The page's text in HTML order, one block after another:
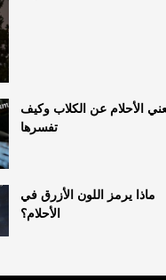
الأحلام عن الكلاب وكيف
تفسرها
ماذا يرمز اللون الأزرق في
الأحلام؟